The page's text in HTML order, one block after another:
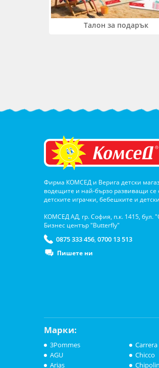
Талон за подарък
Фирма КОМСЕД и Верига детски
водещите и най-бързо развиващи се
детските играчки, бебешките и
КОМСЕД АД, гр. София, п.к. 1415, бул.
Бизнес център "Butterfly"
0875 333 456, 0700 13 513
Пишете ни
Марки:
3Pommes
AGU
Arias
Carrera
Chicco